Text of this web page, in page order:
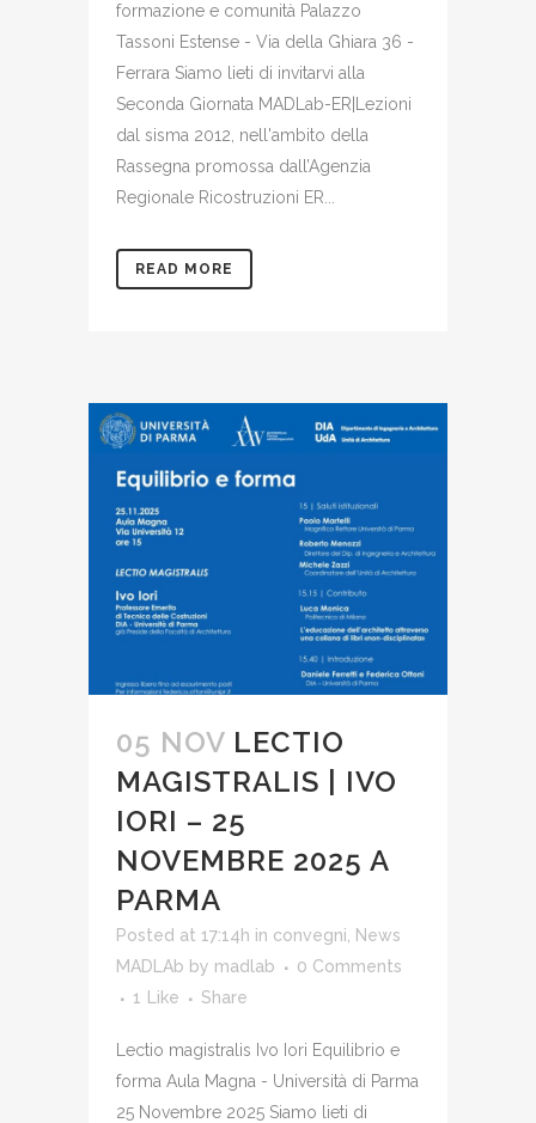
formazione e comunità Palazzo
Tassoni Estense - Via della Ghiara 36 -
Ferrara Siamo lieti di invitarvi alla
Seconda Giornata MADLab-ER|Lezioni
dal sisma 2012, nell'ambito della
Rassegna promossa dall’Agenzia
Regionale Ricostruzioni ER...
READ MORE
05 NOV LECTIO
MAGISTRALIS | IVO
IORI – 25
NOVEMBRE 2025 A
PARMA
Posted at 17:14h in convegni
News
MADLAb by madlab
0 Comments
1
Like Share
Lectio magistralis Ivo Iori Equilibrio e
forma Aula Magna - Università di Parma
25 Novembre 2025 Siamo lieti di